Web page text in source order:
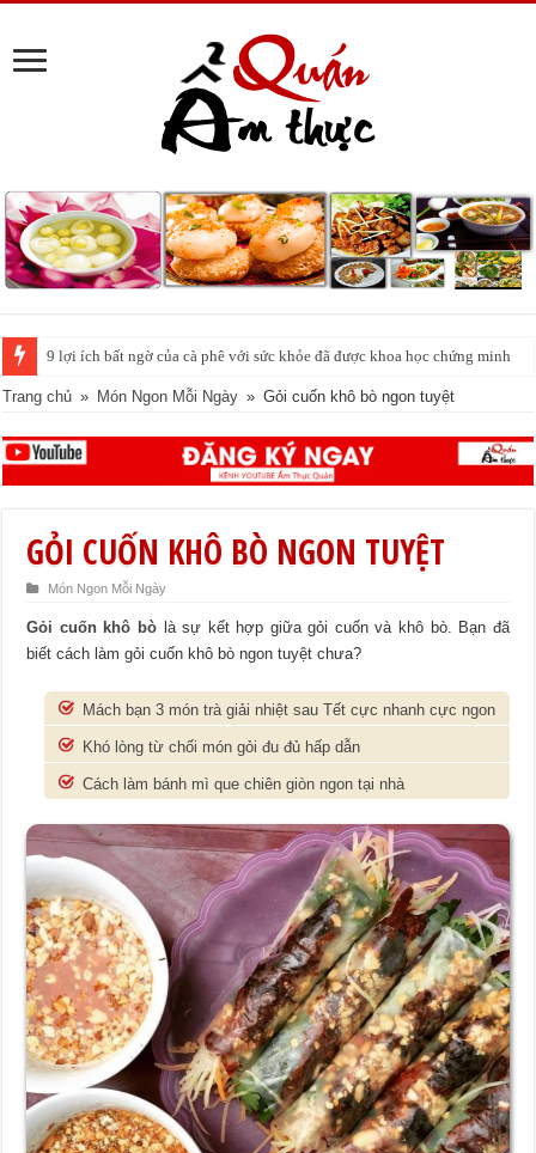
Cách pha nước chanh đá ngon đều nhau 10 ly như 1
Trang chủ » Món Ngon Mỗi Ngày » Gỏi cuốn khô bò ngon tuyệt
GỎI CUỐN KHÔ BÒ NGON TUYỆT
Món Ngon Mỗi Ngày
Gỏi cuốn khô bòlà sự kết hợp giữa gỏi cuốn và khô bò. Bạn đã
biết cách làm gỏi cuốn khô bò ngon tuyệt chưa?
Mách bạn 3 món trà giải nhiệt sau Tết cực nhanh cực ngon
Khó lòng từ chối món gỏi đu đủ hấp dẫn
Cách làm bánh mì que chiên giòn ngon tại nhà